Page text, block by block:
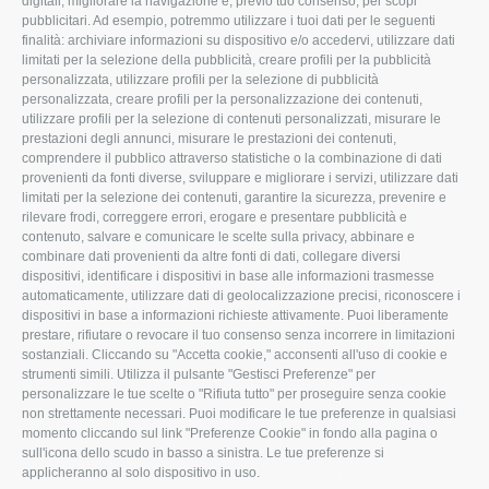
pubblicitari. Ad esempio, potremmo utilizzare i tuoi dati per le seguenti
finalità: archiviare informazioni su dispositivo e/o accedervi, utilizzare dati
limitati per la selezione della pubblicità, creare profili per la pubblicità
personalizzata, utilizzare profili per la selezione di pubblicità
personalizzata, creare profili per la personalizzazione dei contenuti,
utilizzare profili per la selezione di contenuti personalizzati, misurare le
prestazioni degli annunci, misurare le prestazioni dei contenuti,
comprendere il pubblico attraverso statistiche o la combinazione di dati
provenienti da fonti diverse, sviluppare e migliorare i servizi, utilizzare dati
limitati per la selezione dei contenuti, garantire la sicurezza, prevenire e
rilevare frodi, correggere errori, erogare e presentare pubblicità e
contenuto, salvare e comunicare le scelte sulla privacy, abbinare e
combinare dati provenienti da altre fonti di dati, collegare diversi
dispositivi, identificare i dispositivi in base alle informazioni trasmesse
automaticamente, utilizzare dati di geolocalizzazione precisi, riconoscere i
dispositivi in base a informazioni richieste attivamente. Puoi liberamente
prestare, rifiutare o revocare il tuo consenso senza incorrere in limitazioni
sostanziali. Cliccando su "Accetta cookie," acconsenti all'uso di cookie e
strumenti simili. Utilizza il pulsante "Gestisci Preferenze" per
personalizzare le tue scelte o "Rifiuta tutto" per proseguire senza cookie
non strettamente necessari. Puoi modificare le tue preferenze in qualsiasi
momento cliccando sul link "Preferenze Cookie" in fondo alla pagina o
sull'icona dello scudo in basso a sinistra. Le tue preferenze si
applicheranno al solo dispositivo in uso.
L'Associazione
Missione e Progetto
Organigramma aziendale
I Nostri Servizi
Uffici della Sede
provinciale
Le Sedi di Zona
Agricoltori S.r.l.
Whistleblowing
Confagricoltura Rovigo e
Agricoltori srl
Tecnico
Fiscale
Lavoro
Ambiente
Associazione
CONFAGRICOLTURA
ATTIVA
Notizie in evidenza
Eventi
Comunicati Stampa
Video
Iscrizione Newsletter
Newsletter